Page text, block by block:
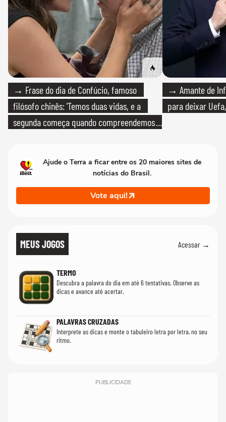
→ Frase do dia de Confúcio, famoso
filósofo chinês: 'Temos duas vidas, e a
segunda começa quando compreendemos
→ Amante de
para deixar
Ajude o Terra a ficar entre os 20 maiores sites de
notícias do Brasil.
Vote aqui!
MEUS JOGOS Acessar →
TERMO
Descubra a palavra do dia em até 6 tentativas. Observe as
dicas e avance até acertar.
PALAVRAS CRUZADAS
Interprete as dicas e monte o tabuleiro letra por letra, no seu
ritmo.
PUBLICIDADE